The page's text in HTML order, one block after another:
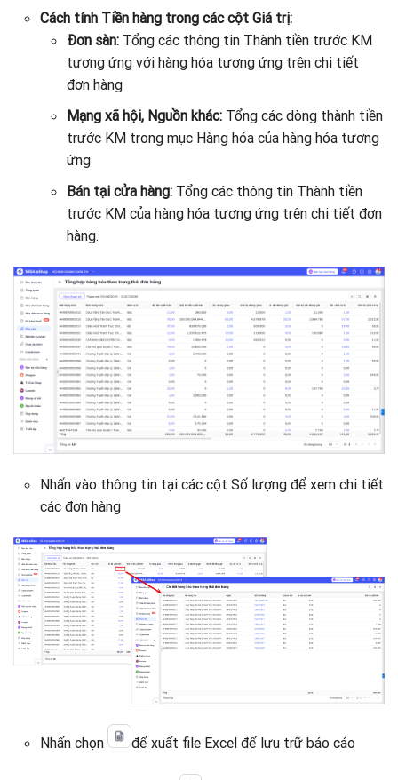
Cách tính Tiền hàng trong các cột Giá trị:
Đơn sàn: Tổng các thông tin Thành tiền trước KM
tương ứng với hàng hóa tương ứng trên chi tiết
đơn hàng
Mạng xã hội, Nguồn khác: Tổng các dòng thành tiền
trước KM trong mục Hàng hóa của hàng hóa tương
ứng
Bán tại cửa hàng: Tổng các thông tin Thành tiền
trước KM của hàng hóa tương ứng trên chi tiết đơn
hàng.
Nhấn vào thông tin tại các cột Số lượng để xem chi tiết
các đơn hàng
Nhấn chọn để xuất file Excel để lưu trữ báo cáo